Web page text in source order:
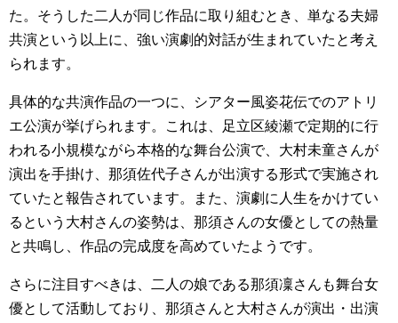
た。そうした二人が同じ作品に取り組むとき、単なる夫婦
共演という以上に、強い演劇的対話が生まれていたと考え
られます。
具体的な共演作品の一つに、シアター風姿花伝でのアトリ
エ公演が挙げられます。これは、足立区綾瀬で定期的に行
われる小規模ながら本格的な舞台公演で、大村未童さんが
演出を手掛け、那須佐代子さんが出演する形式で実施され
ていたと報告されています。また、演劇に人生をかけてい
るという大村さんの姿勢は、那須さんの女優としての熱量
と共鳴し、作品の完成度を高めていたようです。
さらに注目すべきは、二人の娘である那須凜さんも舞台女
優として活動しており、那須さんと大村さんが演出・出演